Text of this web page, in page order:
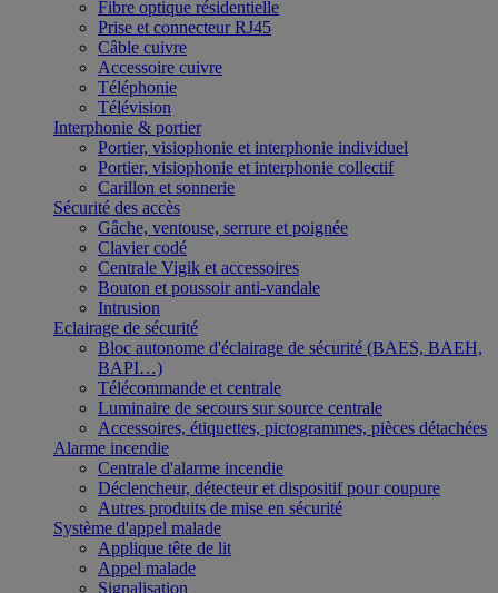
Fibre optique résidentielle
Prise et connecteur RJ45
Câble cuivre
Accessoire cuivre
Téléphonie
Télévision
Interphonie & portier
Portier, visiophonie et interphonie individuel
Portier, visiophonie et interphonie collectif
Carillon et sonnerie
Sécurité des accès
Gâche, ventouse, serrure et poignée
Clavier codé
Centrale Vigik et accessoires
Bouton et poussoir anti-vandale
Intrusion
Eclairage de sécurité
Bloc autonome d'éclairage de sécurité (BAES, BAEH,
BAPI…)
Télécommande et centrale
Luminaire de secours sur source centrale
Accessoires, étiquettes, pictogrammes, pièces détachées
Alarme incendie
Centrale d'alarme incendie
Déclencheur, détecteur et dispositif pour coupure
Autres produits de mise en sécurité
Système d'appel malade
Applique tête de lit
Appel malade
Signalisation